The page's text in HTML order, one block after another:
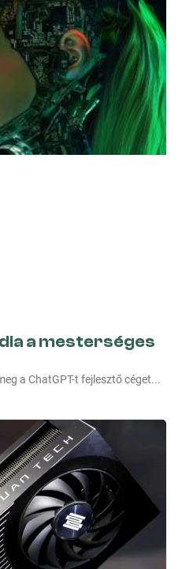
a mesterséges
a ChatGPT-t fejlesztő céget